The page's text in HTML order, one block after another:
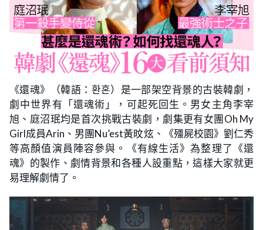
《還魂》（韓語：환혼）是一部架空背景的古裝韓劇，
劇中世界有「還魂術」，可起死回生。男女主角李宰
旭、庭沼珉均是首次挑戰古裝劇，劇集更有女團Oh My
Girl成員Arin、男團Nu’est黃旼炫、《殭屍校園》劉仁秀
等高顏值演員陣容參與。《有線生活》為整理了《還
魂》的製作、劇情背景和各種人設重點，這樣大家就更
易理解劇情了。